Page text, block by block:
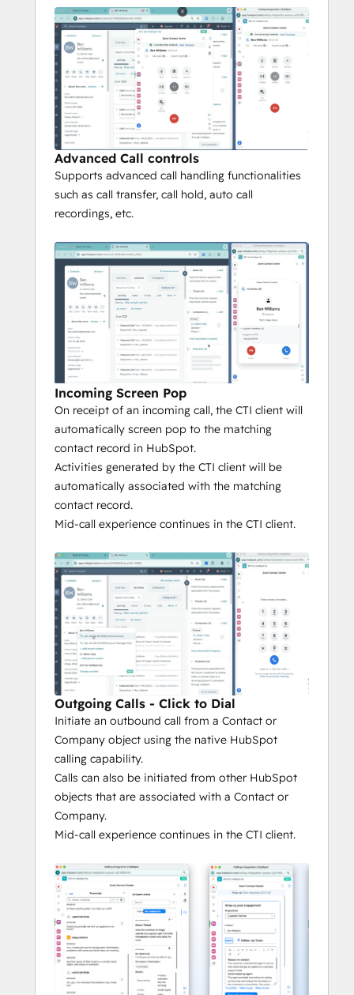
WebRTC setup required; Chrome
users should install the “Zoom
Contact Center for CTI” extension.
Requirements
HubSpot paid plan with calling.
Zoom Contact Center license
(Essentials, Premium, or Elite) for
each agent.
Advanced Call controls
Supports advanced call handling functionalities
such as call transfer, call hold, auto call
recordings, etc.
Incoming Screen Pop
On receipt of an incoming call, the CTI client will
automatically screen pop to the matching
contact record in HubSpot.
Activities generated by the CTI client will be
automatically associated with the matching
contact record.
Mid-call experience continues in the CTI client.
Outgoing Calls - Click to Dial
Initiate an outbound call from a Contact or
Company object using the native HubSpot
calling capability.
Calls can also be initiated from other HubSpot
objects that are associated with a Contact or
Company.
Mid-call experience continues in the CTI client.